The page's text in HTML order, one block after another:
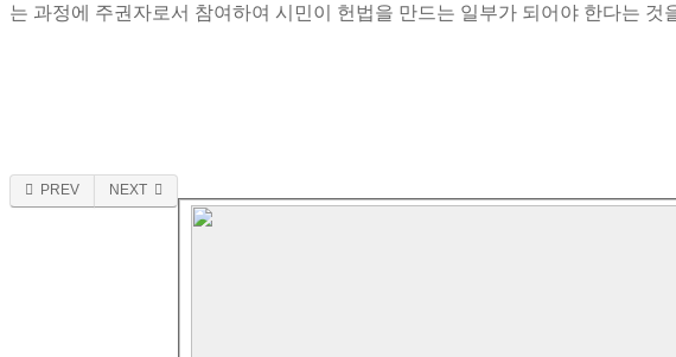
는 과정에 주권자로서 참여하여 시민이 헌법을 만드는 일부가 되어야 한다는 것
PREV NEXT